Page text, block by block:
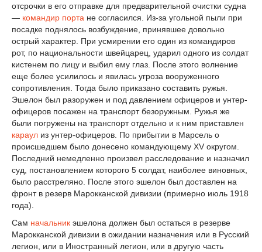
отсрочки в его отправке для предварительной очистки судна
— командир порта не согласился. Из-за угольной пыли при
посадке поднялось возбуждение, принявшее довольно
острый характер. При усмирении его один из командиров
рот, по национальности швейцарец, ударил одного из солдат
кистенем по лицу и выбил ему глаз. После этого волнение
еще более усилилось и явилась угроза вооруженного
сопротивления. Тогда было приказано составить ружья.
Эшелон был разоружен и под давлением офицеров и унтер-
офицеров посажен на транспорт безоружным. Ружья же
были погружены на транспорт отдельно и к ним приставлен
караул из унтер-офицеров. По прибытии в Марсель о
происшедшем было донесено командующему XV округом.
Последний немедленно произвел расследование и назначил
суд, постановлением которого 5 солдат, наиболее виновных,
было расстреляно. После этого эшелон был доставлен на
фронт в резерв Марокканской дивизии (примерно июль 1918
года).
Сам начальник эшелона должен был остаться в резерве
Марокканской дивизии в ожидании назначения или в Русский
легион, или в Иностранный легион, или в другую часть